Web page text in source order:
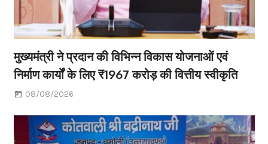
मुख्यमंत्री ने प्रदान की विभिन्न विकास योजनाओं एवं
निर्माण कार्यों के लिए ₹1967 करोड़ की वित्तीय स्वीकृति
08/08/2026